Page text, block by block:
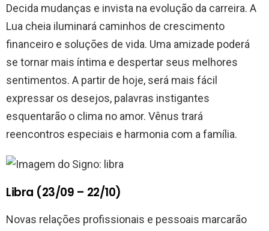
Decida mudanças e invista na evolução da carreira. A
Lua cheia iluminará caminhos de crescimento
financeiro e soluções de vida. Uma amizade poderá
se tornar mais íntima e despertar seus melhores
sentimentos. A partir de hoje, será mais fácil
expressar os desejos, palavras instigantes
esquentarão o clima no amor. Vênus trará
reencontros especiais e harmonia com a família.
Libra (23/09 – 22/10)
Novas relações profissionais e pessoais marcarão